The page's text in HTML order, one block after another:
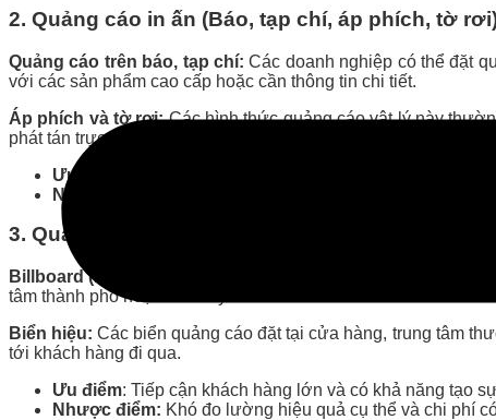
2. Quảng cáo in ấn (Báo, tạp chí, áp phích, tờ
Quảng cáo trên báo, tạp chí: Các doanh nghiệp có thể đặt
với các sản phẩm cao cấp hoặc cần thông tin chi tiết.
Áp phích và tờ rơi:Các hình thức quảng cáo vật lý này
phát tán trực tiếp đến khách hàng tiềm năng.
Ưu điểm:
Nhược điểm:
3. Quảng cáo ngoài trời (Billboard, biển hiệu)
Billboard (Pano ngoài trời
): Là những bảng quảng cáo lớn,
tâm thành phố hoặc sân bay.
Biển hiệu: Các biển quảng cáo đặt tại cửa hàng, trung tâm
tới khách hàng đi qua.
Ưu điểm: Tiếp cận khách hàng lớn và có khả năng tạo
Nhược điểm: Khó đo lường hiệu quả cụ thể và chi phí